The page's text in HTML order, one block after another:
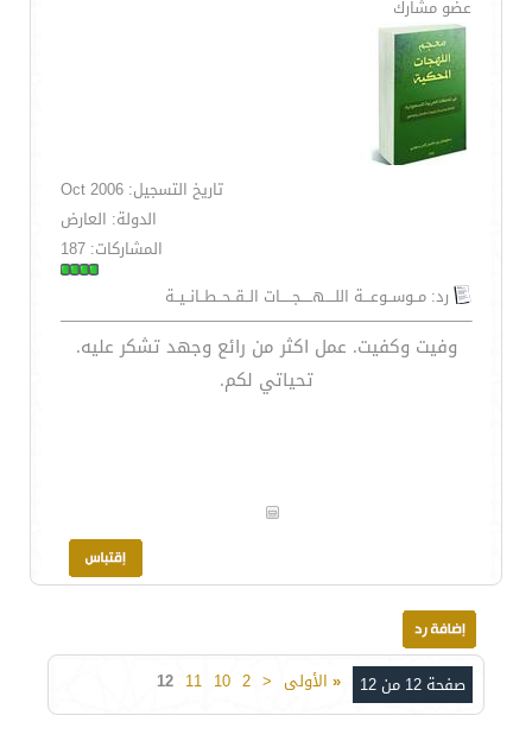
عضو مشارك
تاريخ التسجيل: Oct 2006
الدولة: العارض
المشاركات: 187
رد: مــوســوعـــة اللــــهـــــجـــــات الــقــحــطــانــيــة
وفيت وكفيت. عمل اكثر من رائع وجهد تشكر عليه.
تحياتي لكم.
صفحة 12 من 12 « الأولى <
2
10
11
12